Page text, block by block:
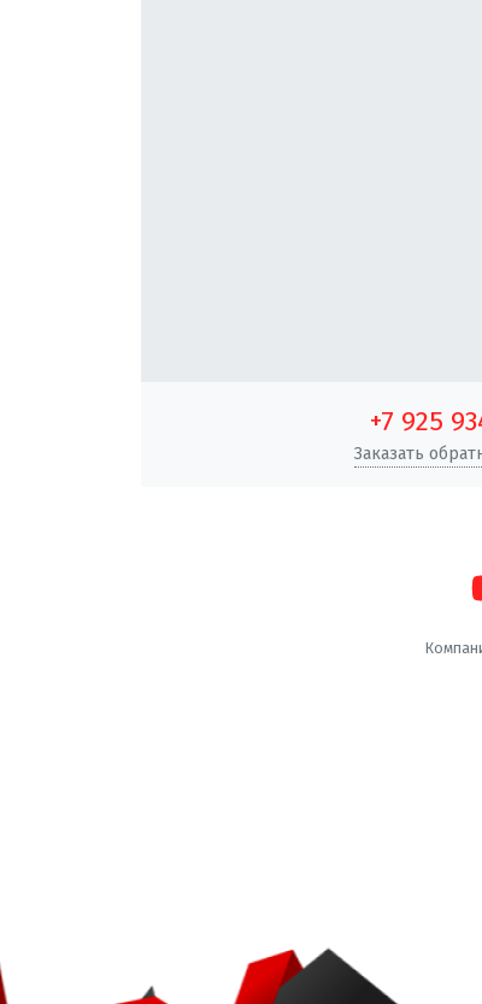
+7 925
Заказать